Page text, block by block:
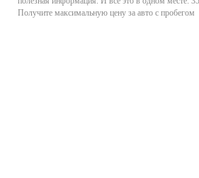
Получите максимальную цену за авто с пробегом